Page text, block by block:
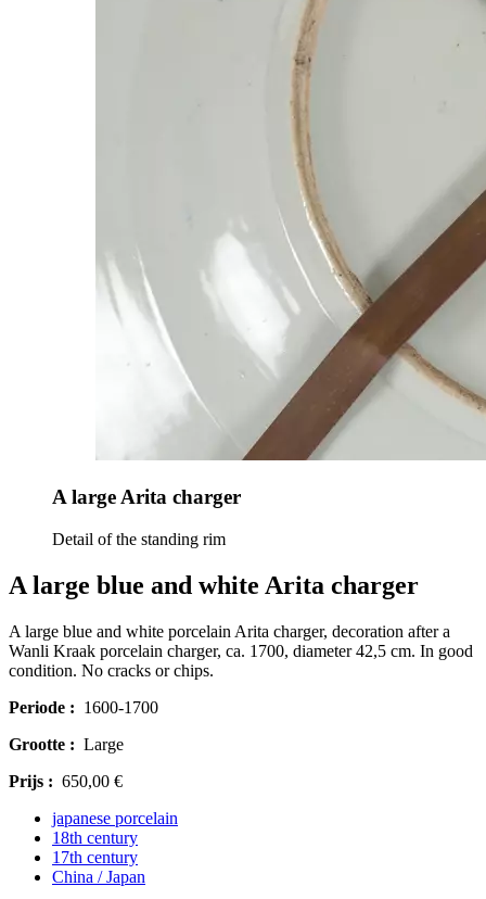
A large Arita charger
Detail of the standing rim
A large blue and white Arita charger
A large blue and white porcelain Arita charger, decoration after a
Wanli Kraak porcelain charger, ca. 1700, diameter 42,5 cm. In good
condition. No cracks or chips.
Periode : 1600-1700
Grootte : Large
Prijs : 650,00 €
japanese porcelain
18th century
17th century
China / Japan